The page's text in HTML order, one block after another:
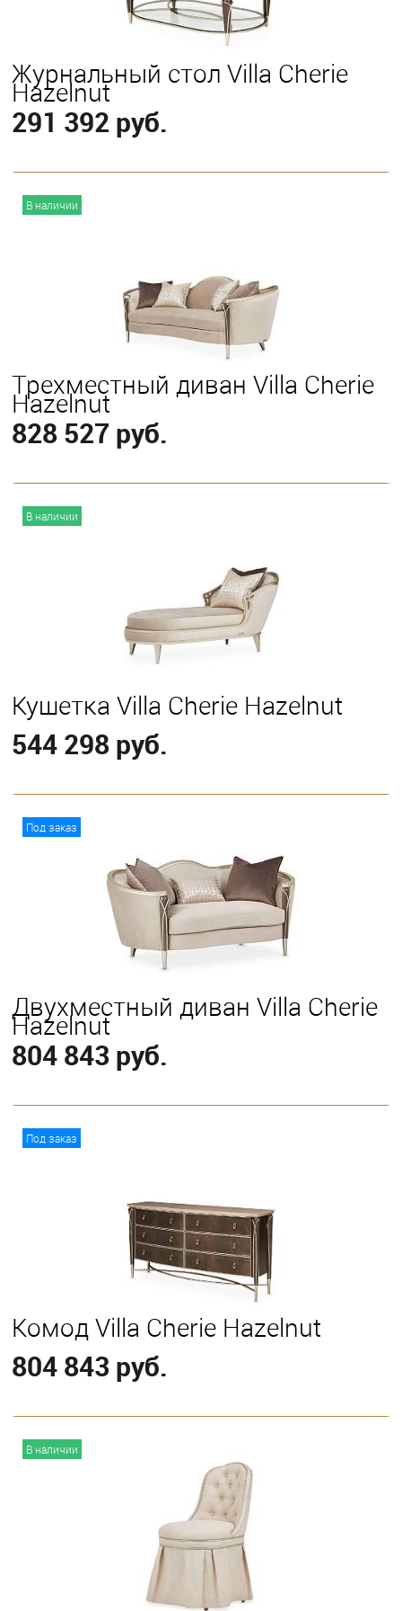
Журнальный стол Villa Cherie
Hazelnut
291 392 руб.
В наличии
Трехместный диван Villa Cherie
Hazelnut
828 527 руб.
В наличии
Кушетка Villa Cherie Hazelnut
544 298 руб.
Под заказ
Двухместный диван Villa Cherie
Hazelnut
804 843 руб.
Под заказ
Комод Villa Cherie Hazelnut
804 843 руб.
В наличии